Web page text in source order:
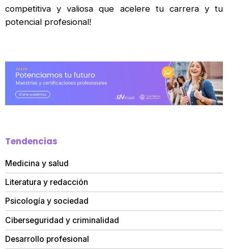
competitiva y valiosa que acelere tu carrera y tu
potencial profesional!
Tendencias
Medicina y salud
Literatura y redacción
Psicología y sociedad
Ciberseguridad y criminalidad
Desarrollo profesional